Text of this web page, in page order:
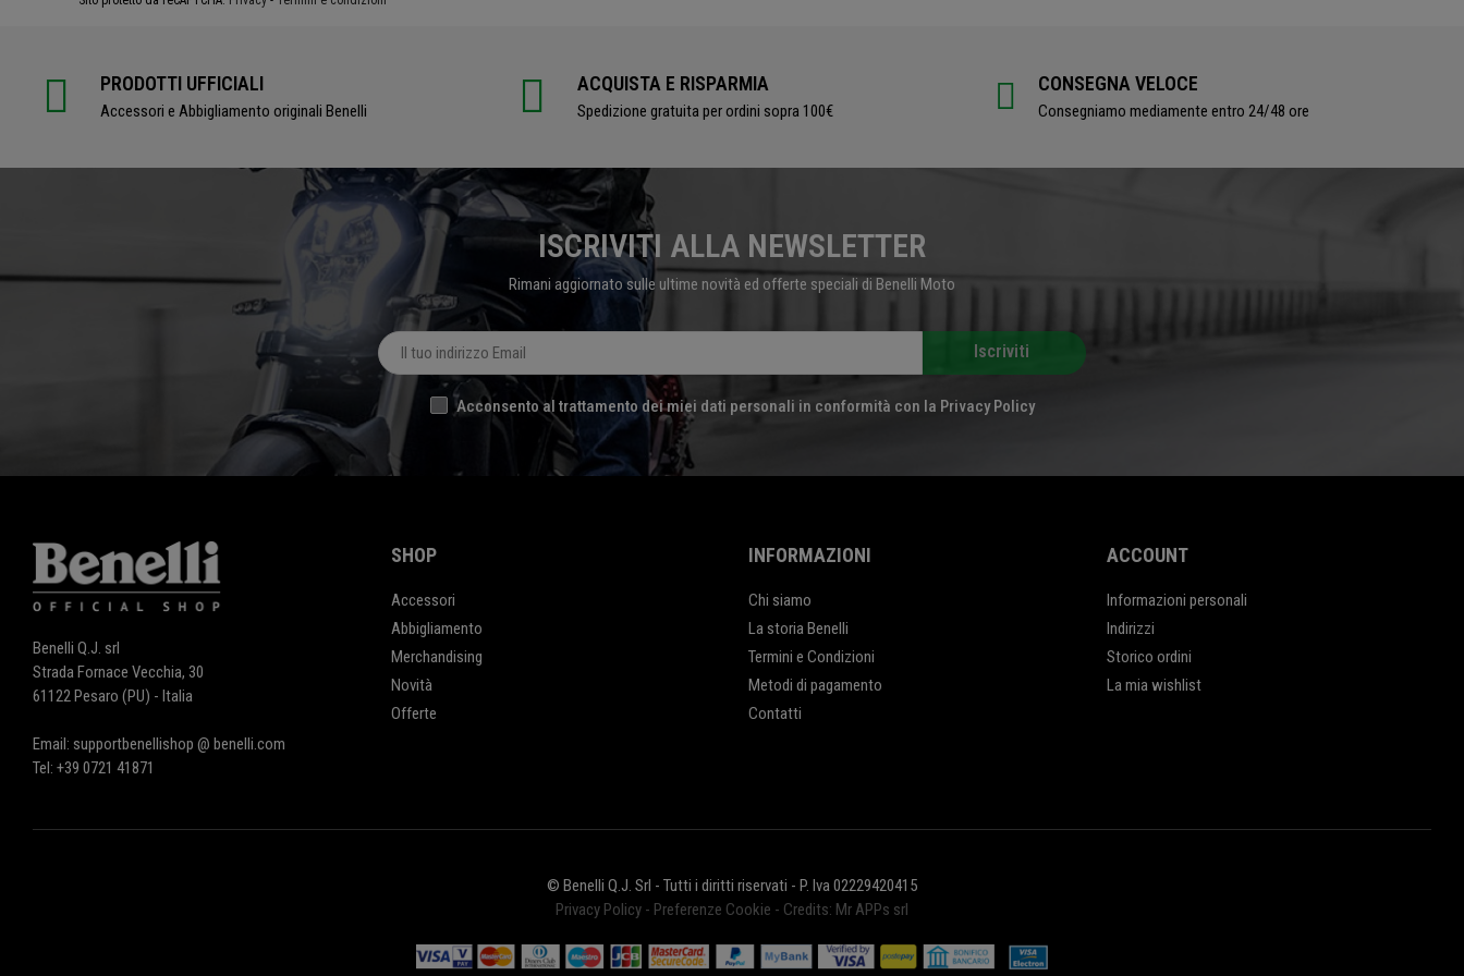
PRODOTTI UFFICIALI
Accessori e Abbigliamento originali Benelli
ACQUISTA E RISPARMIA
Spedizione gratuita per ordini sopra 100€
CONSEGNA VELOCE
Consegniamo mediamente entro 24/48 ore
ISCRIVITI ALLA NEWSLETTER
Rimani aggiornato sulle ultime novità ed offerte speciali di Benelli Moto
Iscriviti
Acconsento al trattamento dei miei dati personali in conformità con la Privacy Policy
Benelli Q.J. srl
Strada Fornace Vecchia, 30
61122 Pesaro (PU) - Italia
Email: supportbenellishop @ benelli.com
Tel: +39 0721 41871
SHOP
Accessori
Abbigliamento
Merchandising
Novità
Offerte
INFORMAZIONI
Chi siamo
La storia Benelli
Termini e Condizioni
Metodi di pagamento
Contatti
ACCOUNT
Informazioni personali
Indirizzi
Storico ordini
La mia wishlist
© Benelli Q.J. Srl - Tutti i diritti riservati - P. Iva 02229420415
Privacy Policy - Preferenze Cookie - Credits: Mr APPs srl